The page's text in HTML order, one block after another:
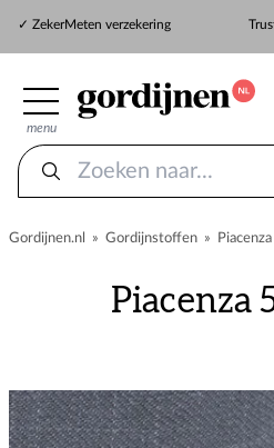
✓ ZekerMeten verzekering
menu
Gordijnen.nl » Gordijnstoffen »
Piacenza